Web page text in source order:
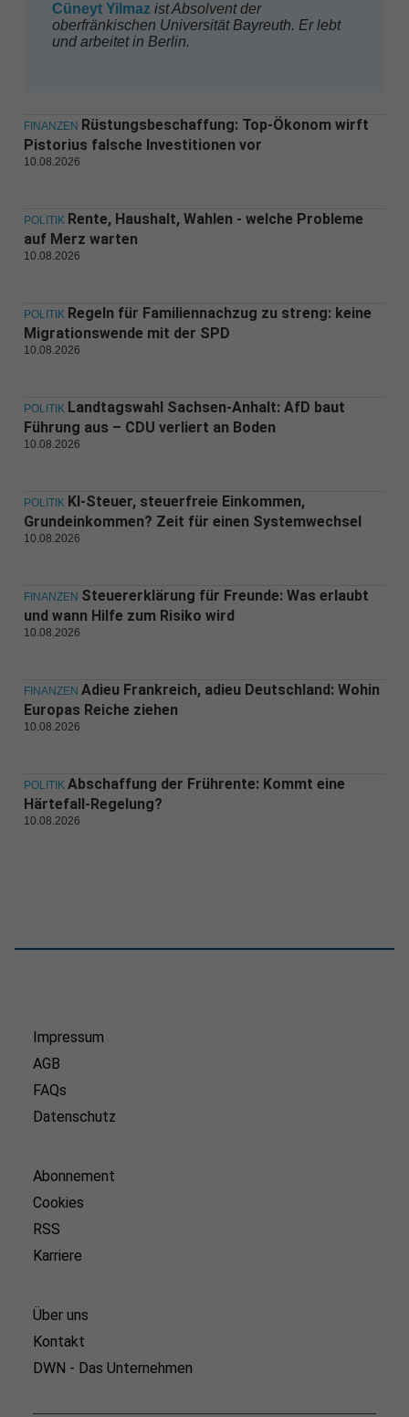
Cüneyt Yilmaz ist Absolvent der
oberfränkischen Universität Bayreuth. Er lebt
und arbeitet in Berlin.
FINANZEN Rüstungsbeschaffung: Top-Ökonom wirft
Pistorius falsche Investitionen vor
10.08.2026
POLITIK Rente, Haushalt, Wahlen - welche Probleme
auf Merz warten
10.08.2026
POLITIK Regeln für Familiennachzug zu streng: keine
Migrationswende mit der SPD
10.08.2026
POLITIK Landtagswahl Sachsen-Anhalt: AfD baut
Führung aus – CDU verliert an Boden
10.08.2026
POLITIK KI-Steuer, steuerfreie Einkommen,
Grundeinkommen? Zeit für einen Systemwechsel
10.08.2026
FINANZEN Steuererklärung für Freunde: Was erlaubt
und wann Hilfe zum Risiko wird
10.08.2026
FINANZEN Adieu Frankreich, adieu Deutschland: Wohin
Europas Reiche ziehen
10.08.2026
POLITIK Abschaffung der Frührente: Kommt eine
Härtefall-Regelung?
10.08.2026
Impressum
AGB
FAQs
Datenschutz
Abonnement
Cookies
RSS
Karriere
Über uns
Kontakt
DWN - Das Unternehmen